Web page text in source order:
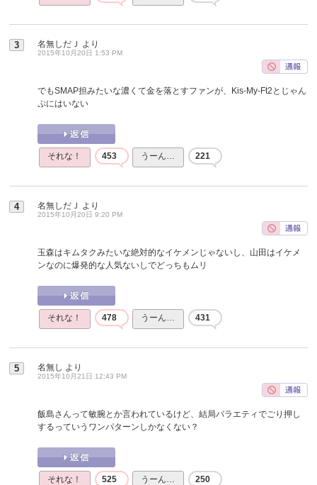
3 名無しだＪ より
2015年10月20日 1:53 PM
でもSMAP担みたいな濃くて金を落とすファンが、Kis-My-Ft2とじゃん
ぷにはいない
それな！ 453 うーん… 221
4 名無しだＪ より
2015年10月20日 9:20 PM
玉森はキムタクみたいな絶対的なイケメンじゃないし、山田はイケメ
ンなのに爆発的な人気ないしでどっちもムリ
それな！ 478 うーん… 431
5 名無し より
2015年10月21日 12:43 PM
飯島さんって敏腕とか言われているけど、結局バラエティでごり押し
するっていうワンパターンしかなくない？
それな！ 525 うーん… 250